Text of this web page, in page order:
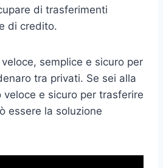
di trasferimenti
di credito.
semplice e sicuro per
tra privati. Se sei alla
e sicuro per trasferire
essere la soluzione